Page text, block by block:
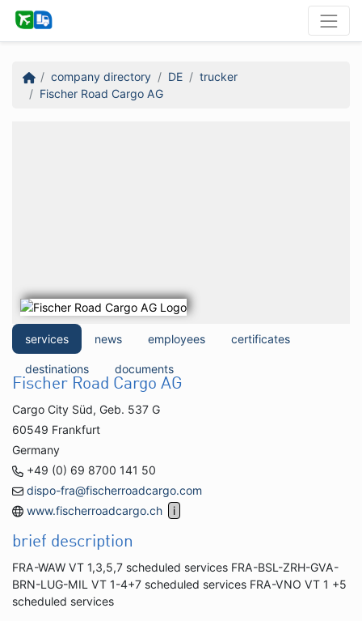
company directory DE
trucker
Fischer Road Cargo AG
services news employees certificates
destinations documents
Fischer Road Cargo AG
Cargo City Süd, Geb. 537 G
60549 Frankfurt
Germany
+49 (0) 69 8700 141 50
dispo-fra@fischerroadcargo.com
www.fischerroadcargo.ch
brief description
FRA-WAW VT 1,3,5,7 scheduled services FRA-BSL-ZRH-GVA-
BRN-LUG-MIL VT 1-4+7 scheduled services FRA-VNO VT 1 +5
scheduled services